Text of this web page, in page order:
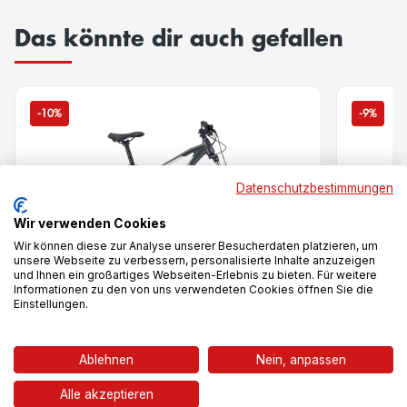
Das könnte dir auch gefallen
-10%
Aminga 1 27,5
-9%
Datenschutzbestimmungen
Wir verwenden Cookies
Wir können diese zur Analyse unserer Besucherdaten platzieren, um
unsere Webseite zu verbessern, personalisierte Inhalte anzuzeigen
und Ihnen ein großartiges Webseiten-Erlebnis zu bieten. Für weitere
Informationen zu den von uns verwendeten Cookies öffnen Sie die
Einstellungen.
Ablehnen Nein, anpassen
Alle akzeptieren